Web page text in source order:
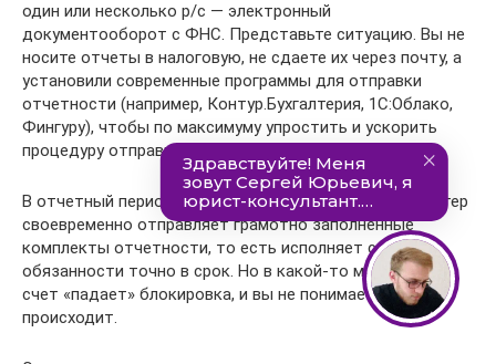
один или несколько р/с — электронный
документооборот с ФНС. Представьте ситуацию. Вы не
носите отчеты в налоговую, не сдаете их через почту, а
установили современные программы для отправки
отчетности (например, Контур.Бухгалтерия, 1С:Облако,
Фингуру), чтобы по максимуму упростить и ускорить
процедуру отправки отчетности.
В отчетный период не сходя с рабочего места бухгалтер
своевременно отправляет грамотно заполненные
комплекты отчетности, то есть исполняет свои
обязанности точно в срок. Но в какой-то момент на
счет «падает» блокировка, и вы не понимаете, что
происходит.